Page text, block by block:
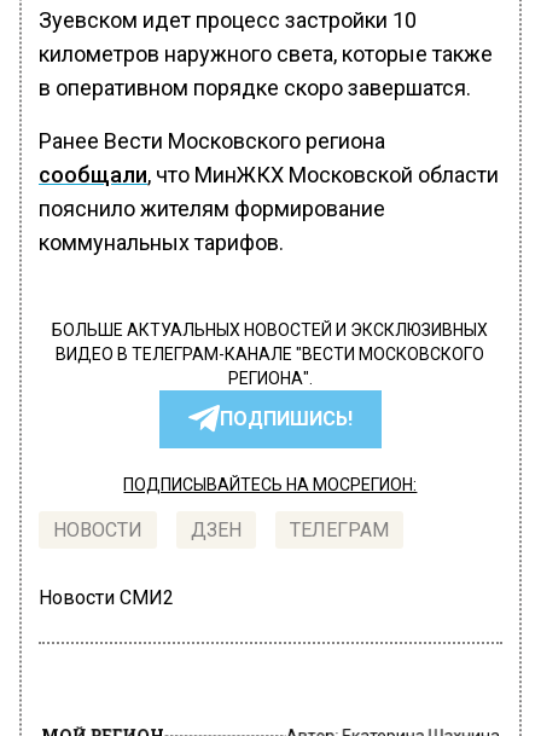
Зуевском идет процесс застройки 10
километров наружного света, которые также
в оперативном порядке скоро завершатся.
Ранее Вести Московского региона
сообщали, что МинЖКХ Московской области
пояснило жителям формирование
коммунальных тарифов.
БОЛЬШЕ АКТУАЛЬНЫХ НОВОСТЕЙ И ЭКСКЛЮЗИВНЫХ
ВИДЕО В ТЕЛЕГРАМ-КАНАЛЕ "ВЕСТИ МОСКОВСКОГО
РЕГИОНА".
ПОДПИШИСЬ!
ПОДПИСЫВАЙТЕСЬ НА МОСРЕГИОН:
НОВОСТИ ДЗЕН ТЕЛЕГРАМ
Новости СМИ2
МОЙ РЕГИОН